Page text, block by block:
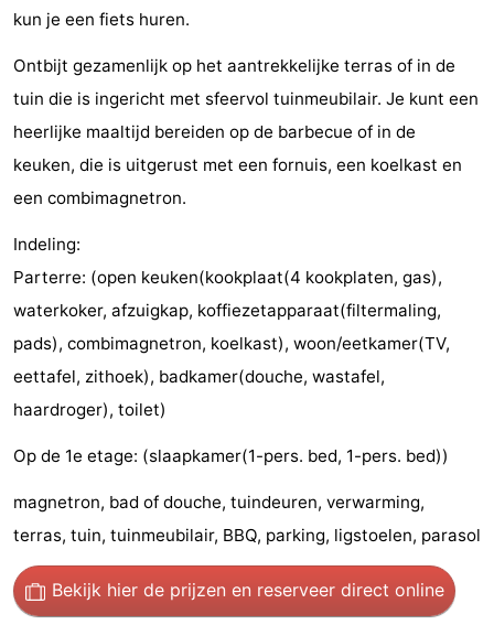
Résidence
Cadzand-
Bad
Resort
Nieuwvliet-
Bad
-
Schoneveld
-
Strand
Resort
Bad
-
Waterdunen
-
Zwinhoeve
Last
minutes
Strand
Zien
&
doen
Bezienswaardigheden
-
Musea
Monumenten
-
Molens
-
kun je een fiets huren.
Ontbijt gezamenlijk op het aantrekkelijke terras of in de
tuin die is ingericht met sfeervol tuinmeubilair. Je kunt een
heerlijke maaltijd bereiden op de barbecue of in de
keuken, die is uitgerust met een fornuis, een koelkast en
een combimagnetron.
Indeling:
Parterre: (open keuken(kookplaat(4 kookplaten, gas),
waterkoker, afzuigkap, koffiezetapparaat(filtermaling,
pads), combimagnetron, koelkast), woon/eetkamer(TV,
eettafel, zithoek), badkamer(douche, wastafel,
haardroger), toilet)
Op de 1e etage: (slaapkamer(1-pers. bed, 1-pers. bed))
magnetron, bad of douche, tuindeuren, verwarming,
terras, tuin, tuinmeubilair, BBQ, parking, ligstoelen, parasol
Bekijk hier de prijzen en reserveer direct online